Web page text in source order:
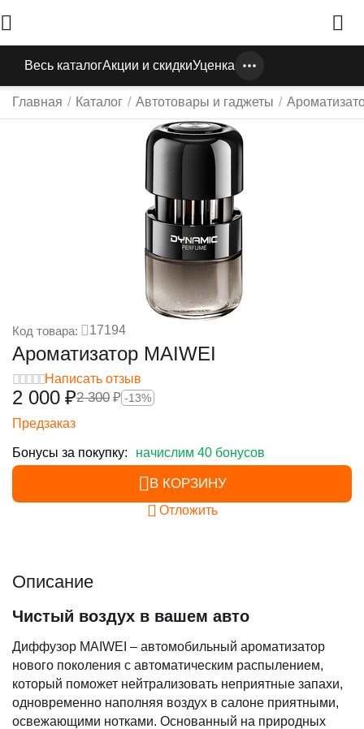
Весь каталогАкции и скидкиУценка
Главная / Каталог / Автотовары и гаджеты /
Код товара: 17194
Ароматизатор MAIWEI
Написать отзыв
2 000 ₽2 300 ₽ -13%
Предзаказ
Бонусы за покупку: начислим 40 бонусов
В КОРЗИНУ
Отложить
Описание
Чистый воздух в вашем авто
Диффузор MAIWEI – автомобильный ароматизатор
нового поколения с автоматическим распылением,
который поможет нейтрализовать неприятные запахи,
одновременно наполняя воздух в салоне приятными,
освежающими нотками. Основанный на природных